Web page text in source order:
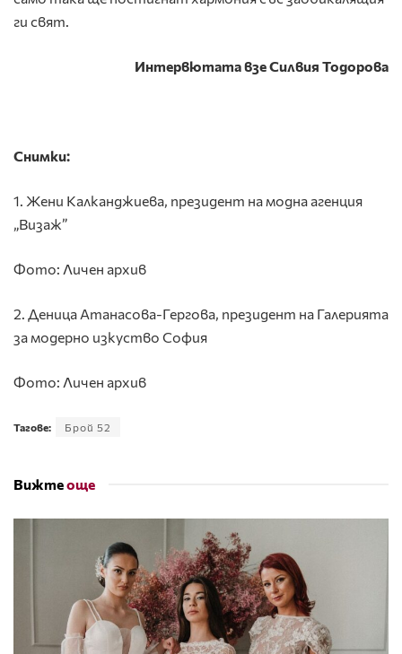
ги свят.
Интервютата взе Силвия Тодорова
Снимки:
1. Жени Калканджиева, президент на модна агенция
„Визаж”
Фото: Личен архив
2. Деница Атанасова-Гергова, президент на Галерията
за модерно изкуство София
Фото: Личен архив
Тагове: Брой 52
Вижтеоще